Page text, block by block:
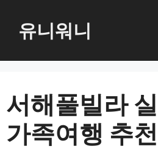
로
뛰
기
유니워니
서해풀빌라
가족여행 추